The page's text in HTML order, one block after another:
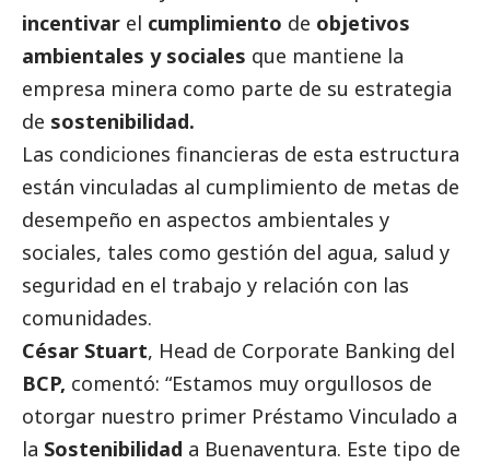
incentivar el cumplimiento de objetivos
ambientales y sociales que mantiene la
empresa minera como parte de su estrategia
de sostenibilidad.
Las condiciones financieras de esta estructura
están vinculadas al cumplimiento de metas de
desempeño en aspectos ambientales y
sociales, tales como gestión del agua, salud y
seguridad en el trabajo y relación con las
comunidades.
César Stuart, Head de Corporate Banking del
BCP, comentó: “Estamos muy orgullosos de
otorgar nuestro primer Préstamo Vinculado a
la Sostenibilidad a Buenaventura. Este tipo de